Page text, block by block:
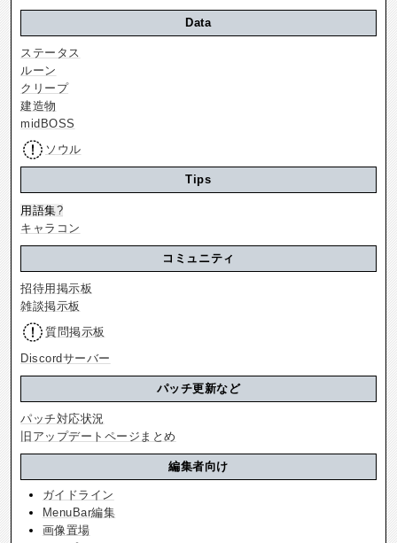
Data
ステータス
ルーン
クリープ
建造物
midBOSS
ソウル
Tips
用語集?
キャラコン
コミュニティ
招待用掲示板
雑談掲示板
質問掲示板
Discordサーバー
パッチ更新など
パッチ対応状況
旧アップデートページまとめ
編集者向け
ガイドライン
MenuBar編集
画像置場